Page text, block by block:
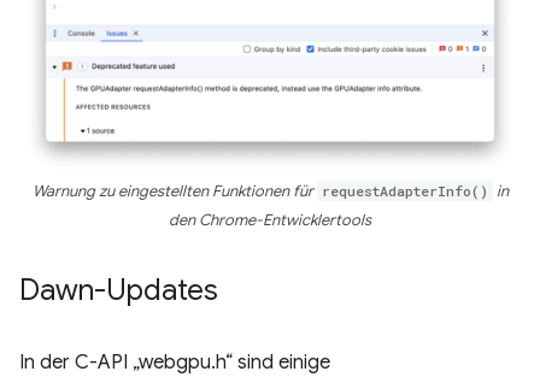
Warnung zu eingestellten Funktionen für requestAdapterInfo()
in
den Chrome-Entwicklertools
Dawn-Updates
In der C-API „webgpu.h“ sind einige